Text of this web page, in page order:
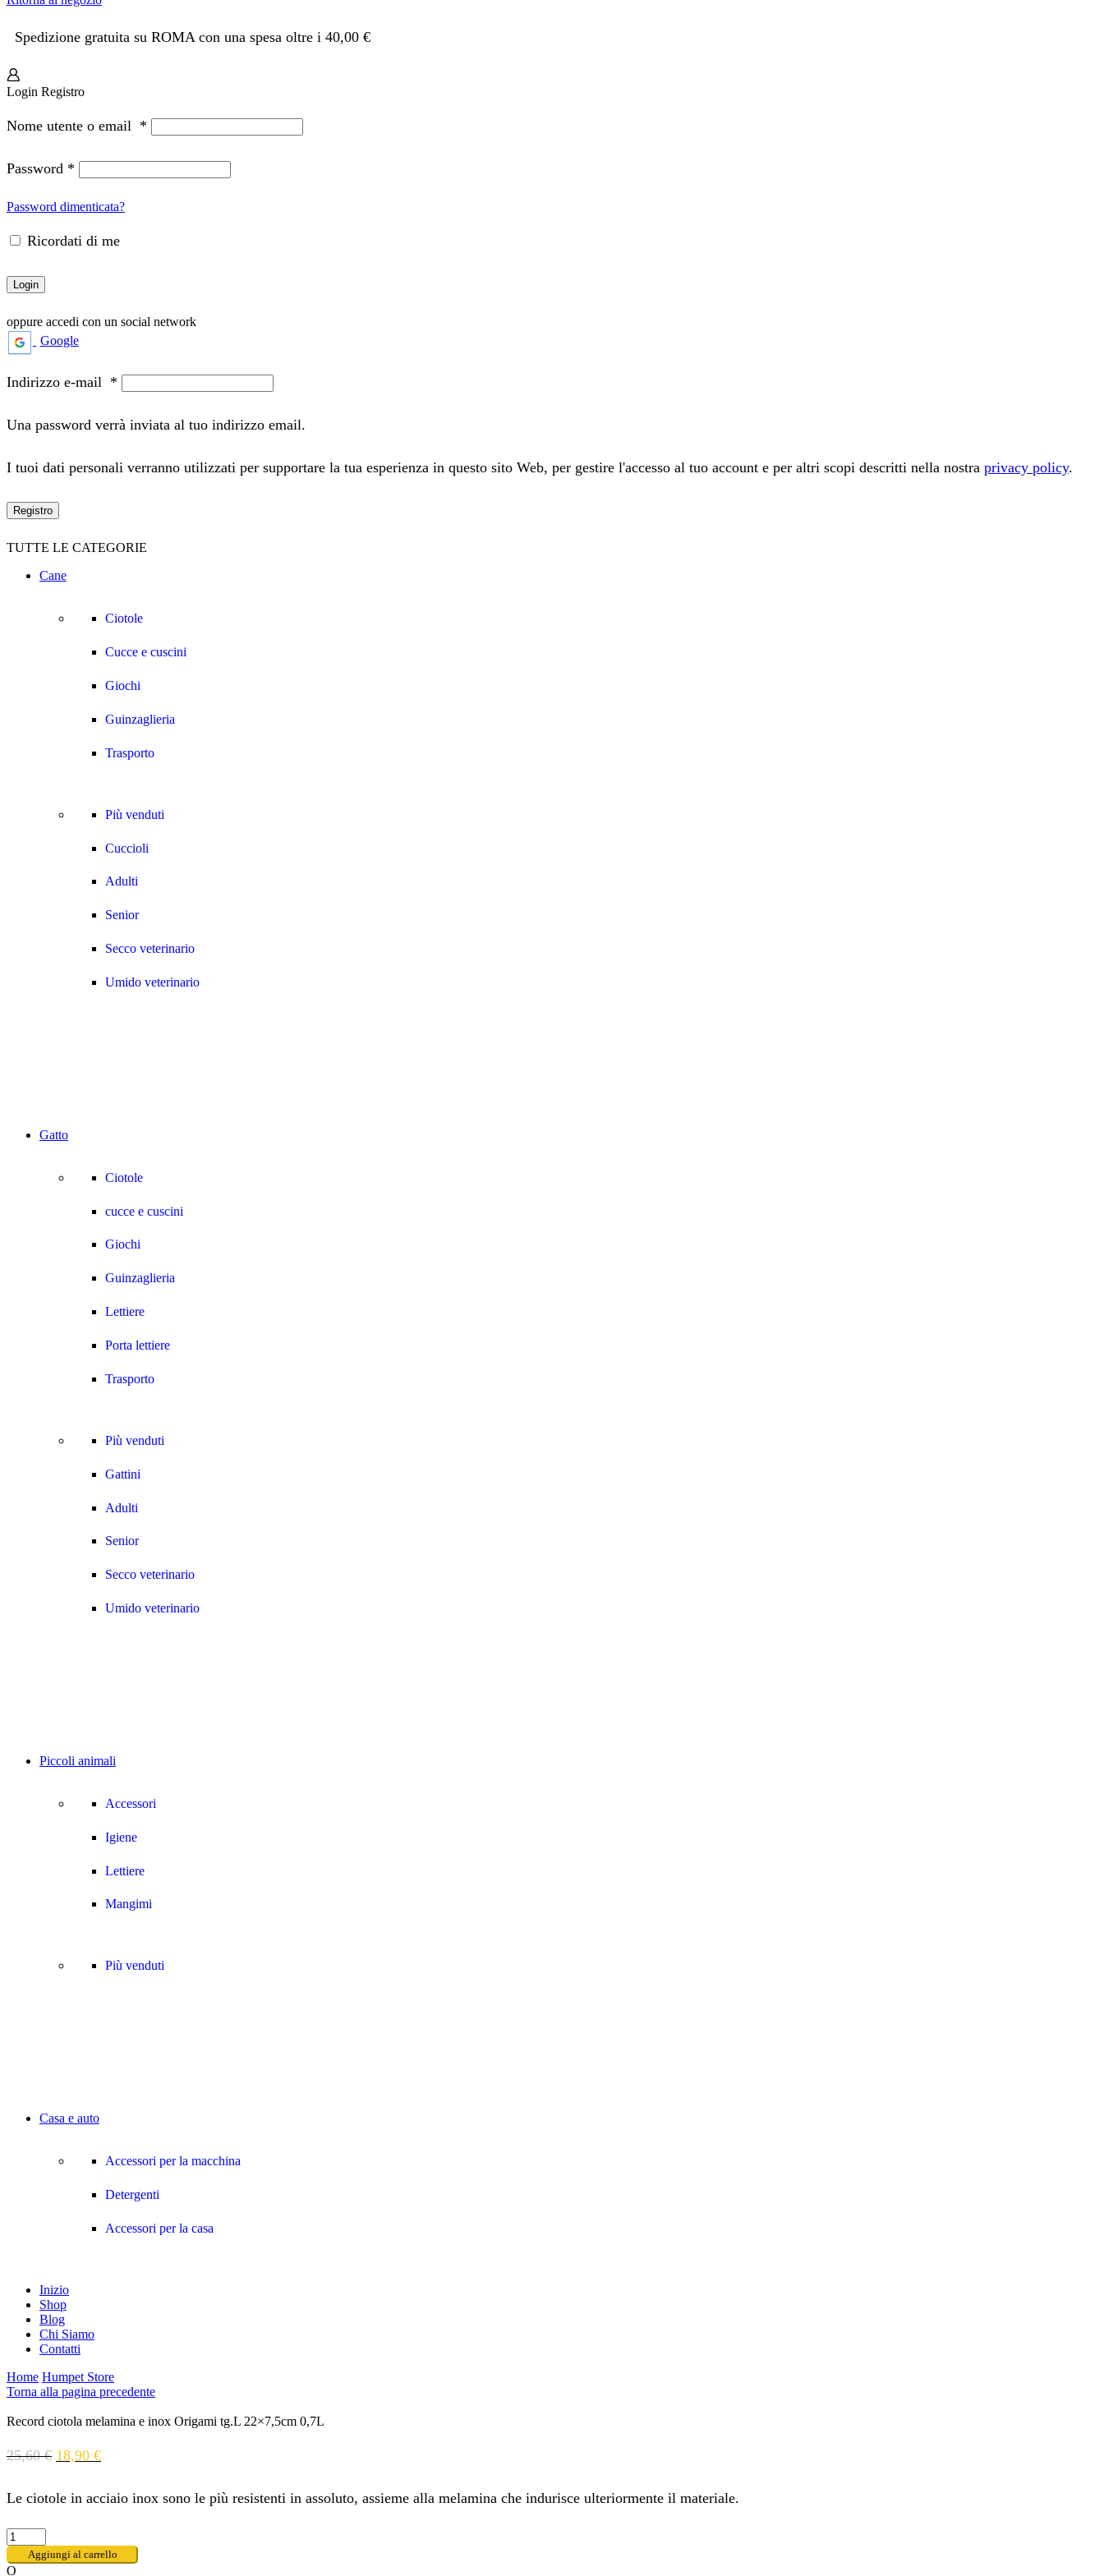
Spedizione gratuita su ROMA con una spesa oltre i 40,00 €
Login Registro
Nome utente o email *
Password *
Password dimenticata?
Ricordati di me
Login
oppure accedi con un social network
Google
Indirizzo e-mail *
Una password verrà inviata al tuo indirizzo email.
I tuoi dati personali verranno utilizzati per supportare la tua esperienza in questo sito Web, per gestire l'accesso al tuo account e per altri scopi descritti nella nostra privacy policy.
Registro
TUTTE LE CATEGORIE
Cane
Ciotole
Cucce e cuscini
Giochi
Guinzaglieria
Trasporto
Più venduti
Cuccioli
Adulti
Senior
Secco veterinario
Umido veterinario
Gatto
Ciotole
cucce e cuscini
Giochi
Guinzaglieria
Lettiere
Porta lettiere
Trasporto
Più venduti
Gattini
Adulti
Senior
Secco veterinario
Umido veterinario
Piccoli animali
Accessori
Igiene
Lettiere
Mangimi
Più venduti
Casa e auto
Accessori per la macchina
Detergenti
Accessori per la casa
Inizio
Shop
Blog
Chi Siamo
Contatti
Home Humpet Store
Torna alla pagina precedente
Record ciotola melamina e inox Origami tg.L 22×7,5cm 0,7L
25,60€ 18,90 €
Le ciotole in acciaio inox sono le più resistenti in assoluto, assieme alla melamina che indurisce ulteriormente il materiale.
Aggiungi al carrello
O